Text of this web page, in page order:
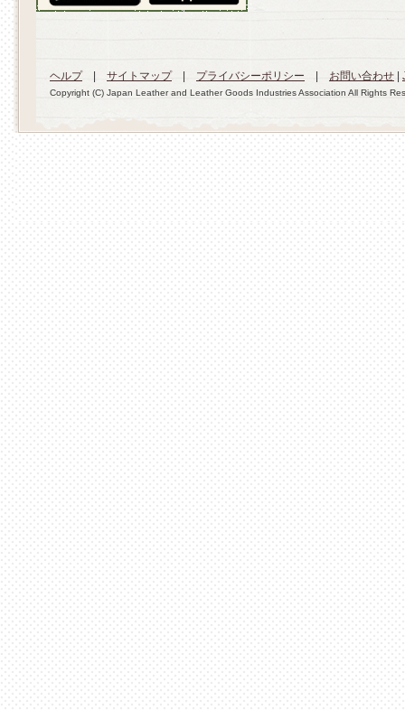
ヘルプ| サイトマップ| プライバシーポリシー お問い合わせ
Copyright (C) Japan Leather and Leather Goods Industries Association All Rights